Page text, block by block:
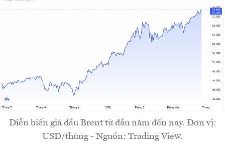
Diễn biến giá dầu Brent từ đầu năm đến nay. Đơn vị:
USD/thùng - Nguồn: Trading View.